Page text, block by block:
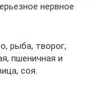
нервное
рыба, творог,
пшеничная и
соя.